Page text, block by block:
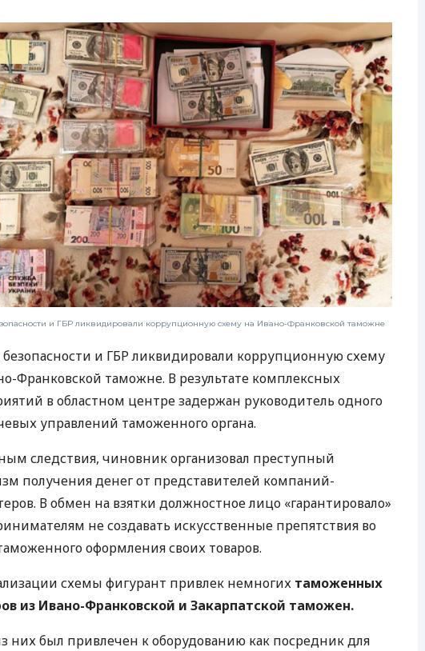
ЕЖЕМЕСЯЧНЫЙ ОБЗОР
КЕШБЭКА
ПУТЕВОДИТЕЛИ ПО
БАНКОВСКИМ КАРТАМ
и ГБР ликвидировали коррупционную схему на Ивано-Франковской таможне
и ГБР ликвидировали коррупционную схему
Франковской таможне. В результате комплексных
в областном центре задержан руководитель одного
управлений таможенного органа.
следствия, чиновник организовал преступный
получения денег от представителей компаний-
В обмен на взятки должностное лицо «гарантировало»
не создавать искусственные препятствия во
оформления своих товаров.
схемы фигурант привлек немногих таможенных
из Ивано-Франковской и Закарпатской таможен.
них был привлечен к оборудованию как посредник для